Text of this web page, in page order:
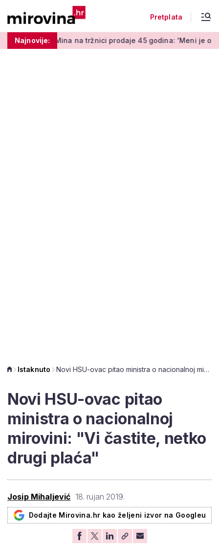
Pretplata
Najnovije:
na tržnici prodaje 45 godina: 'Meni je ovo zabava i terapija'
Istaknuto Novi HSU-ovac pitao ministra o nacionalnoj mirovini: "Vi častite, netko drugi plaća"
Novi HSU-ovac pitao
ministra o nacionalnoj
mirovini: "Vi častite, netko
drugi plaća"
Josip Mihaljević 18. rujan 2019.
Dodajte Mirovina.hr kao željeni izvor na Googleu